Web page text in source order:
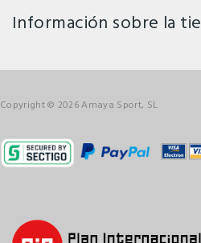
Información sobre la
Copyright © 2026 Amaya Sport, SL